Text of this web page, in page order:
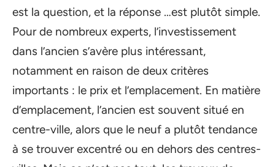
est la question, et la réponse …est plutôt simple.
Pour de nombreux experts, l’investissement
dans l’ancien s’avère plus intéressant,
notamment en raison de deux critères
importants : le prix et l’emplacement. En matière
d’emplacement, l’ancien est souvent situé en
centre-ville, alors que le neuf a plutôt tendance
à se trouver excentré ou en dehors des centres-